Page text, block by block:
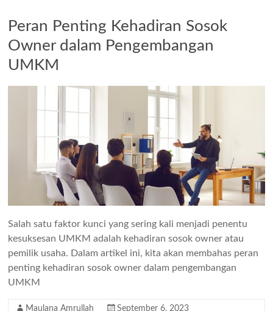
Peran Penting Kehadiran Sosok
Owner dalam Pengembangan
UMKM
Salah satu faktor kunci yang sering kali menjadi penentu
kesuksesan UMKM adalah kehadiran sosok owner atau
pemilik usaha. Dalam artikel ini, kita akan membahas peran
penting kehadiran sosok owner dalam pengembangan
UMKM
Maulana Amrullah September 6, 2023